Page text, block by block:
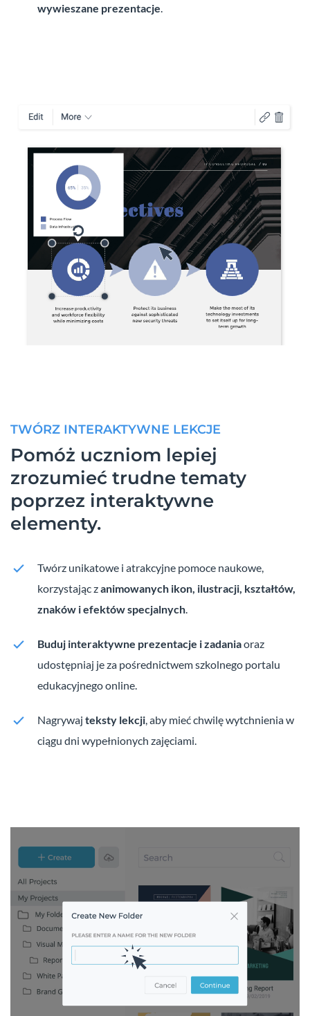
wywieszane prezentacje.
TWÓRZ INTERAKTYWNE LEKCJE
Pomóż uczniom lepiej
zrozumieć trudne tematy
poprzez interaktywne
elementy.
Twórz unikatowe i atrakcyjne pomoce naukowe,
korzystając zanimowanych ikon, ilustracji, kształtów,
znaków i efektów specjalnych.
Buduj interaktywne prezentacje i zadaniaoraz
udostępniaj je za pośrednictwem szkolnego portalu
edukacyjnego online.
Nagrywaj teksty lekcji, aby mieć chwilę wytchnienia w
ciągu dni wypełnionych zajęciami.